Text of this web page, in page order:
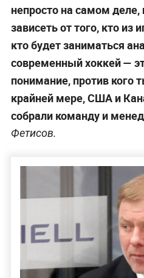
непросто на самом деле,
зависеть от того, кто из
кто будет заниматься
современный хоккей —
понимание, против кого
крайней мере, США и
собрали команду и
Фетисов.